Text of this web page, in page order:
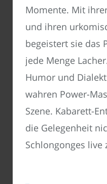
Momente. Mit
und ihren
begeistert sie das
jede Menge
Humor und
wahren Power-
Szene. Kabarett-
die Gelegenheit
Schlongonges live